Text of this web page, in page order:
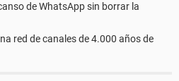
de WhatsApp sin borrar la
red de canales de 4.000 años de